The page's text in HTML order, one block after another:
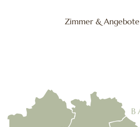
Zimmer & Angebote